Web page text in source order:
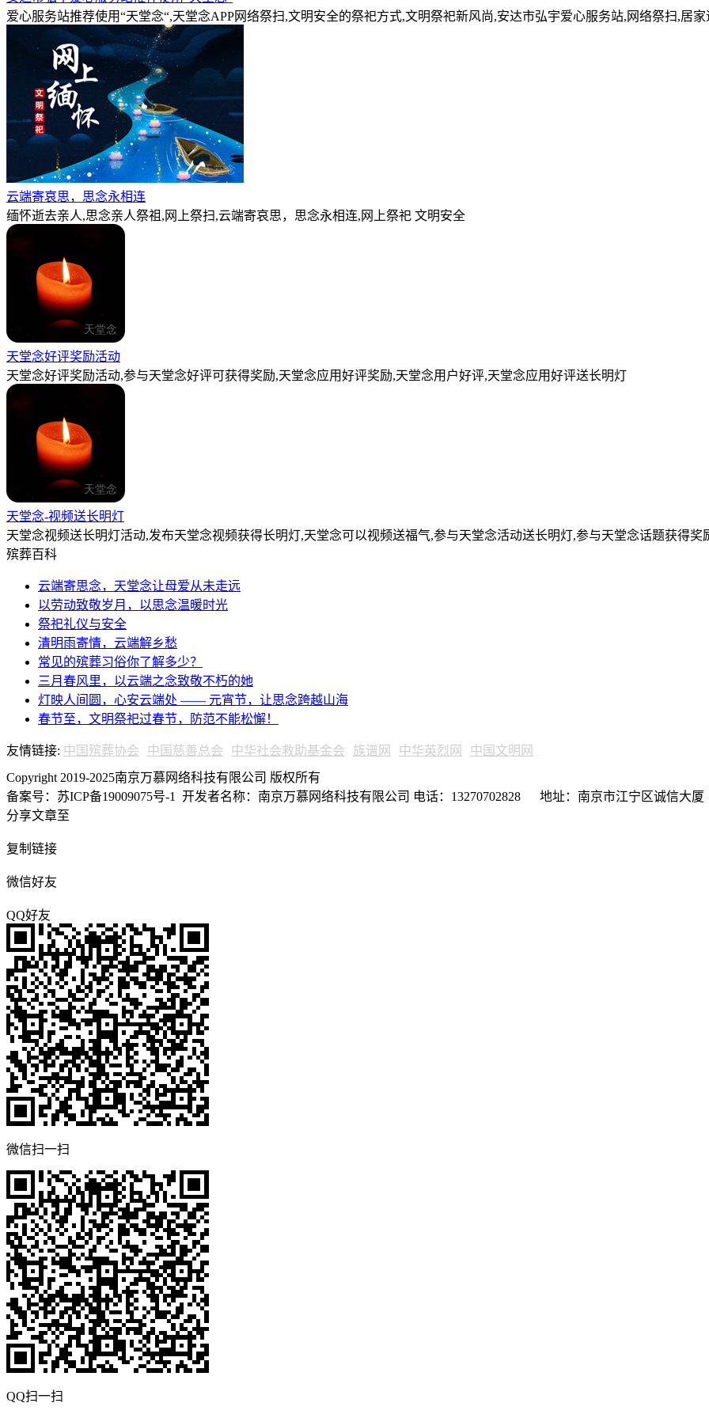
爱心服务站推荐使用“天堂念“,天堂念APP网络祭扫,文明安全的祭祀方式,文明祭祀新风尚,安达市弘宇爱心服务站,网络祭扫,居
云端寄哀思，思念永相连
缅怀逝去亲人,思念亲人祭祖,网上祭扫,云端寄哀思，思念永相连,网上祭祀 文明安全
天堂念好评奖励活动
天堂念好评奖励活动,参与天堂念好评可获得奖励,天堂念应用好评奖励,天堂念用户好评,天堂念应用好评送长明灯
天堂念-视频送长明灯
天堂念视频送长明灯活动,发布天堂念视频获得长明灯,天堂念可以视频送福气,参与天堂念活动送长明灯,参与天堂念话题获得奖
殡葬百科
云端寄思念，天堂念让母爱从未走远
以劳动致敬岁月，以思念温暖时光
祭祀礼仪与安全
清明雨寄情，云端解乡愁
常见的殡葬习俗你了解多少？
三月春风里，以云端之念致敬不朽的她
灯映人间圆，心安云端处 —— 元宵节，让思念跨越山海
春节至，文明祭祀过春节，防范不能松懈！
友情链接: 中国殡葬协会 中国慈善总会 中华社会救助基金会 族谱网 中华英烈网
中国文明网
Copyright 2019-2025南京万慕网络科技有限公司 版权所有
备案号：苏ICP备19009075号-1
开发者名称：南京万慕网络科技有限公司 电话：13270702828 地址：南京市江宁区诚信大厦
分享文章至
复制链接
微信好友
QQ好友
微信扫一扫
QQ扫一扫